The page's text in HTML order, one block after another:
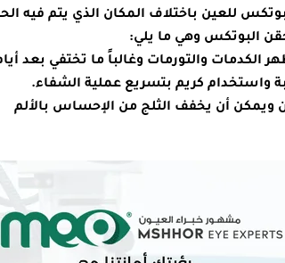
للعين باختلاف المكان الذي يتم فيه
البوتكس وهي ما يلي:
الكدمات والتورمات وغالباً ما تختفي بعد
واستخدام كريم بتسريع عملية الشفاء.